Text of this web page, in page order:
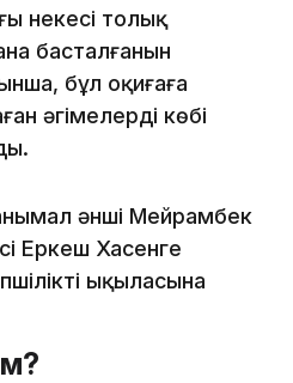
некесі толық
басталғанын
бұл оқиғаға
әңгімелердің көбі
әнші Мейрамбек
Еркеш Хасенге
ықыласына